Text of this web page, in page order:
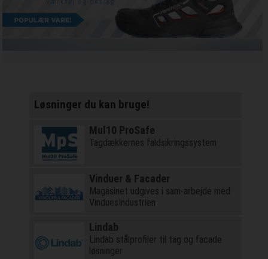
Løsninger du kan bruge!
Mul10 ProSafe
Tagdækkernes faldsikringssystem
Vinduer & Facader
Magasinet udgives i sam-arbejde med
VinduesIndustrien
Lindab
Lindab stålprofiler til tag og facade
løsninger